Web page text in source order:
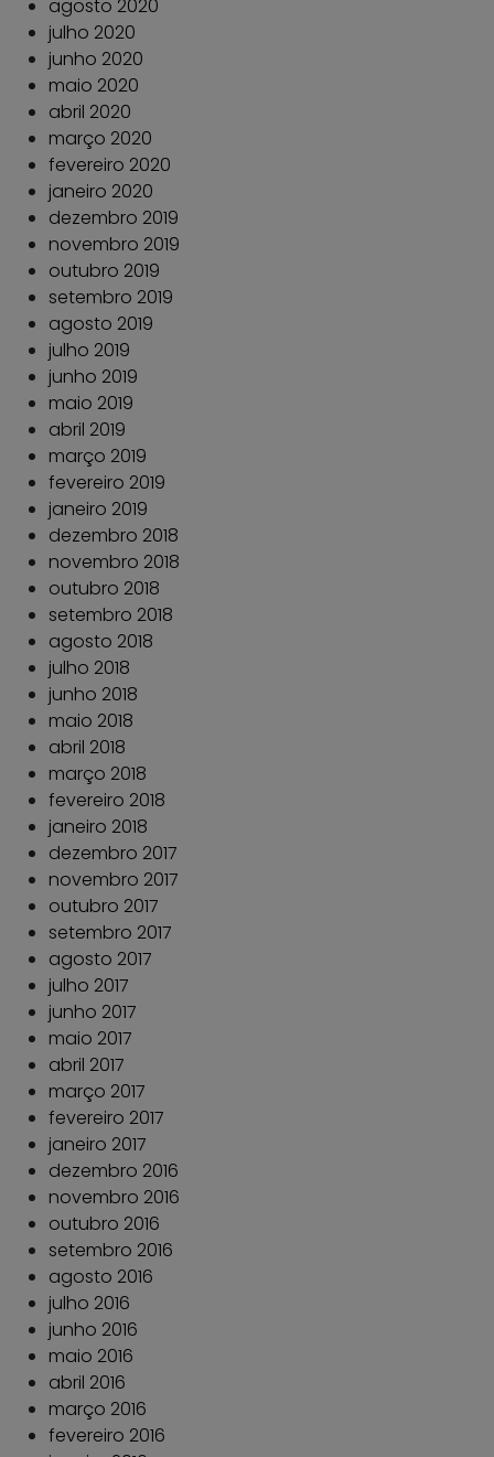
agosto 2020
julho 2020
junho 2020
maio 2020
abril 2020
março 2020
fevereiro 2020
janeiro 2020
dezembro 2019
novembro 2019
outubro 2019
setembro 2019
agosto 2019
julho 2019
junho 2019
maio 2019
abril 2019
março 2019
fevereiro 2019
janeiro 2019
dezembro 2018
novembro 2018
outubro 2018
setembro 2018
agosto 2018
julho 2018
junho 2018
maio 2018
abril 2018
março 2018
fevereiro 2018
janeiro 2018
dezembro 2017
novembro 2017
outubro 2017
setembro 2017
agosto 2017
julho 2017
junho 2017
maio 2017
abril 2017
março 2017
fevereiro 2017
janeiro 2017
dezembro 2016
novembro 2016
outubro 2016
setembro 2016
agosto 2016
julho 2016
junho 2016
maio 2016
abril 2016
março 2016
fevereiro 2016